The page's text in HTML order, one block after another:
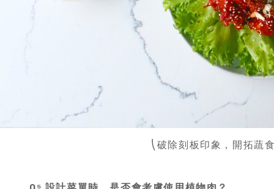
⎝破除刻板印象，開拓蔬
Q⁵ 設計菜單時，是否會考慮使用植物肉？
在小小樹食的菜單裡，植物肉的占比大概 5%。可能只
用，只是有時候客人想要植物肉的風味，我們就會提供